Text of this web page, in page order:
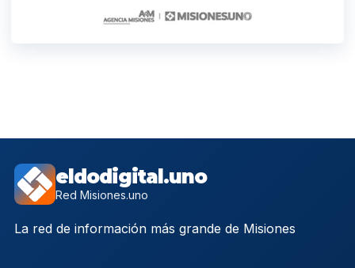
eldodigital.uno
Red Misiones.uno
La red de información más grande de Misiones